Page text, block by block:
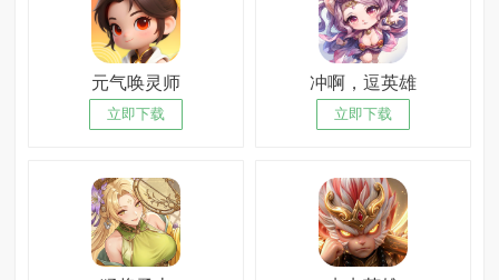
元气唤灵师
立即下载
冲啊，逗英雄
立即下载